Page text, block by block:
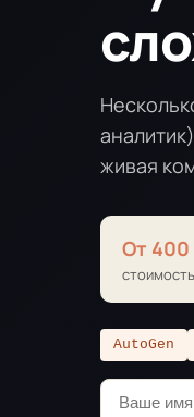
живая
От
AutoGen